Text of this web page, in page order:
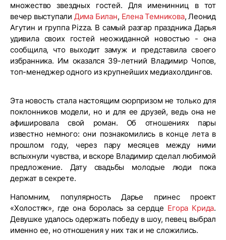
множество звездных гостей. Для именинниц в тот
вечер выступали Дима Билан, Елена Темникова, Леонид
Агутин и группа Pizza. В самый разгар праздника Дарья
удивила своих гостей неожиданной новостью - она
сообщила, что выходит замуж и представила своего
избранника. Им оказался 39-летний Владимир Чопов,
топ-менеджер одного из крупнейших медиахолдингов.
Эта новость стала настоящим сюрпризом не только для
поклонников модели, но и для ее друзей, ведь она не
афишировала свой роман. Об отношениях пары
известно немного: они познакомились в конце лета в
прошлом году, через пару месяцев между ними
вспыхнули чувства, и вскоре Владимир сделал любимой
предложение. Дату свадьбы молодые люди пока
держат в секрете.
Напомним, популярность Дарье принес проект
«Холостяк», где она боролась за сердце Егора Крида.
Девушке удалось одержать победу в шоу, певец выбрал
именно ее, но отношения у них так и не сложились.